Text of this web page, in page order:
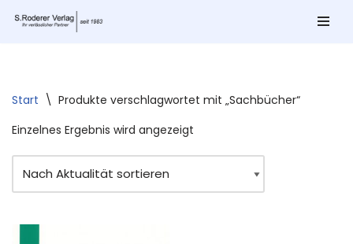
Start \ Produkte verschlagwortet mit „Sachbücher“
Einzelnes Ergebnis wird angezeigt